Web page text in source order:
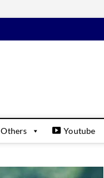
Others Youtube